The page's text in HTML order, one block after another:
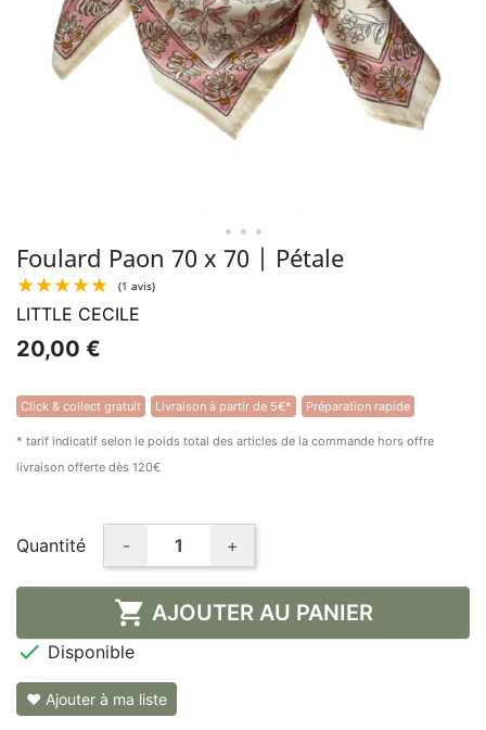
• • •
Foulard Paon 70 x 70 | Pétale
★★★★★ (1 avis)
LITTLE CECILE
20,00 €
Click & collect gratuit Livraison à partir de 5€* Préparation rapide
* tarif indicatif selon le poids total des articles de la commande hors offre
livraison offerte dès 120€
Quantité - +
 AJOUTER AU PANIER
 Disponible
❤ Ajouter à ma liste